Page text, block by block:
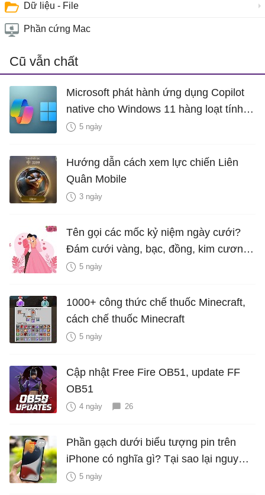
Dữ liệu - File
Phần cứng Mac
Cũ vẫn chất
Microsoft phát hành ứng dụng Copilot
native cho Windows 11 hàng loạt tính
năng mới Hữu Ích
5 ngày
Hướng dẫn cách xem lực chiến Liên
Quân Mobile
3 ngày
Tên gọi các mốc kỷ niệm ngày cưới?
Đám cưới vàng, bạc, đồng, kim cương
là bao nhiêu năm?
5 ngày
1000+ công thức chế thuốc Minecraft,
cách chế thuốc Minecraft
5 ngày
Cập nhật Free Fire OB51, update FF
OB51
4 ngày 26
Phần gạch dưới biểu tượng pin trên
iPhone có nghĩa gì? Tại sao lại nguy
hiểm?
5 ngày